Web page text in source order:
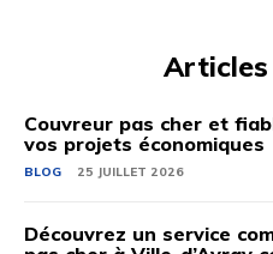
Couvreur pas cher et
vos projets économiques
BLOG 25 JUILLET 2026
Découvrez un service